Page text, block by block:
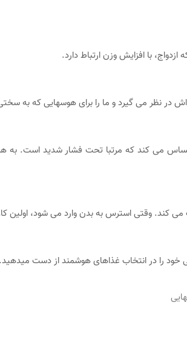
در نظر می گیرد و ما را برای هوسهایی که به
می کند که مرتبا تحت فشار شدید است. به
کند. وقتی استرس به بدن وارد می شود، اولین
خود را در انتخاب غذاهای هوشمند از دست میدهید.